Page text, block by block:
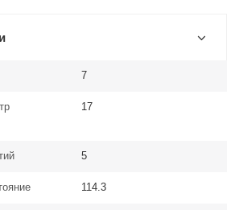
7
17
5
114.3